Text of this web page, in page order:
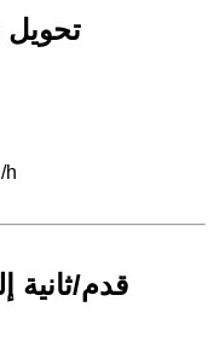
تحويل
h
قدم/ثانية